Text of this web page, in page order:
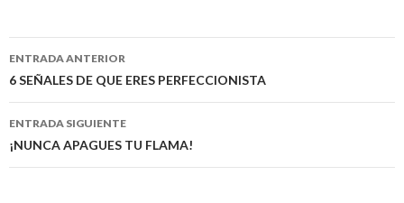
Navegación
de
entradas
ENTRADA ANTERIOR
6 SEÑALES DE QUE ERES PERFECCIONISTA
ENTRADA SIGUIENTE
¡NUNCA APAGUES TU FLAMA!